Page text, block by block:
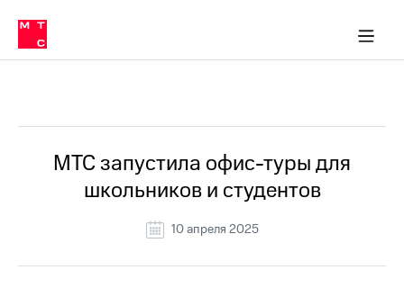
Медиа-центр
и акционерам
Устойчивое развитие
Комплаенс и деловая этика
компании
Карьера
История
компании
Руководство
в МТС
Пресс-
релизы
о технологиях
МТС запустила офис-туры для
школьников и студентов
10 апреля 2025